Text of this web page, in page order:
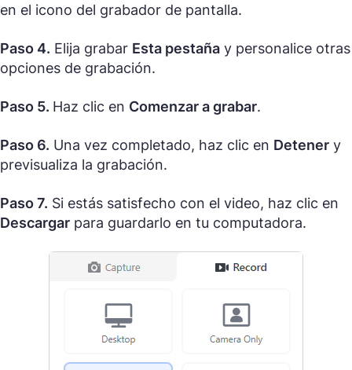
en el icono del grabador de pantalla.
Paso 4. Elija grabar Esta pestaña y personalice otras
opciones de grabación.
Paso 5. Haz clic en Comenzar a grabar.
Paso 6. Una vez completado, haz clic en Detener y
previsualiza la grabación.
Paso 7. Si estás satisfecho con el video, haz clic en
Descargar para guardarlo en tu computadora.